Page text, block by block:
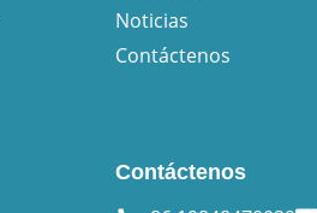
Noticias
Contáctenos
Contáctenos